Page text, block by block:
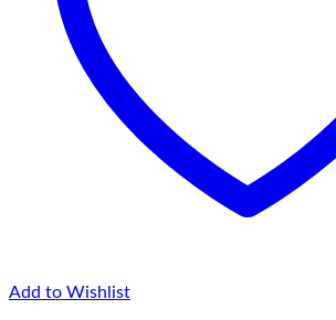
Add to Wishlist